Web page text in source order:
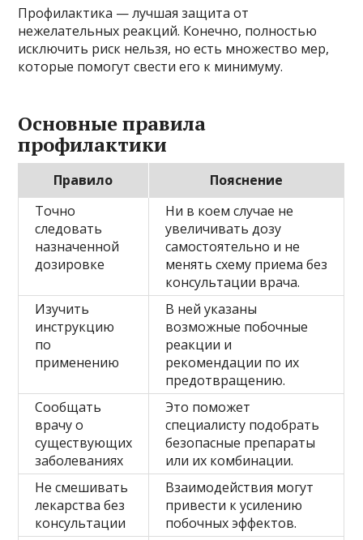
Профилактика — лучшая защита от
нежелательных реакций. Конечно, полностью
исключить риск нельзя, но есть множество мер,
которые помогут свести его к минимуму.
Основные правила
профилактики
Правило
Пояснение
Точно
следовать
назначенной
дозировке
Ни в коем случае не
увеличивать дозу
самостоятельно и не
менять схему приема без
консультации врача.
Изучить
инструкцию
по
применению
В ней указаны
возможные побочные
реакции и
рекомендации по их
предотвращению.
Сообщать
врачу о
существующих
заболеваниях
Это поможет
специалисту подобрать
безопасные препараты
или их комбинации.
Не смешивать
лекарства без
консультации
Взаимодействия могут
привести к усилению
побочных эффектов.